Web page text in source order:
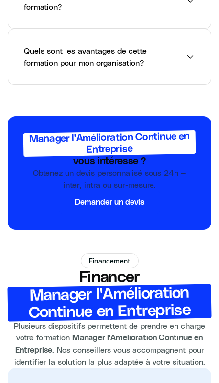
formation?
Quels sont les avantages de cette
formation pour mon organisation?
Manager l'Amélioration Continue en
Entreprise
vous intéresse ?
Obtenez un devis personnalisé sous 24h —
inter, intra ou sur-mesure.
Demander un devis
Financement
Financer
Manager l'Amélioration
Continue en Entreprise
Plusieurs dispositifs permettent de prendre en charge
votre formation Manager l'Amélioration Continue en
Entreprise. Nos conseillers vous accompagnent pour
identifier la solution la plus adaptée à votre situation.